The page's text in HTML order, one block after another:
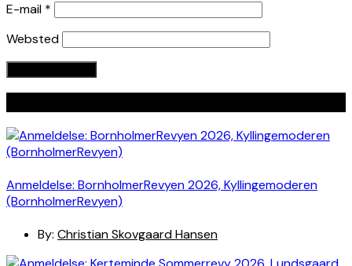
E-mail *
Websted
Anmeldelse: BornholmerRevyen 2026, Kyllingemoderen
(BornholmerRevyen)
By: Christian Skovgaard Hansen